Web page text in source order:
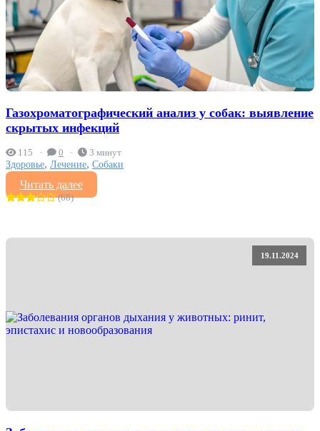
Газохроматографический анализ у собак: выявление
скрытых инфекций
115 0 3 минут
Здоровье, Лечение, Собаки
Читать далее
(68)
19.11.2024